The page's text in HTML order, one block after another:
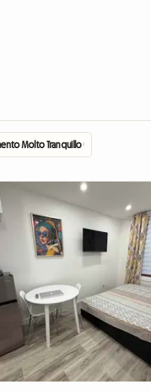
Molto Tranquillo (1 Persona)